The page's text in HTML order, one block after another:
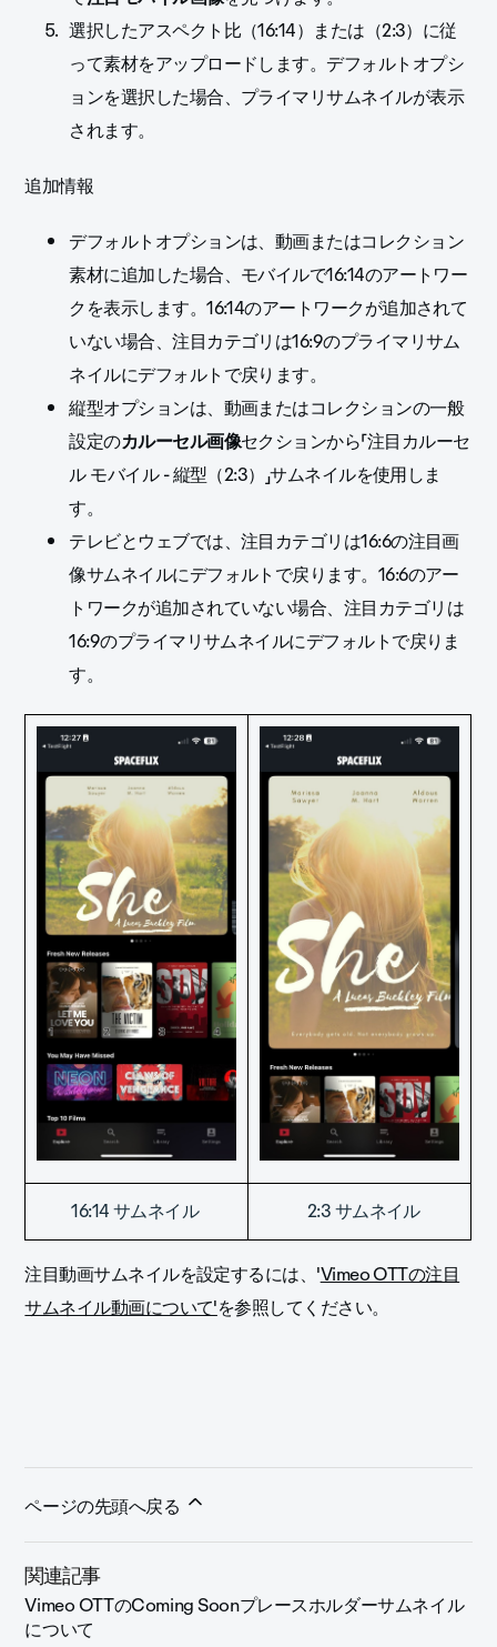
選択したアスペクト比（16:14）または（2:3）に従
って素材をアップロードします。デフォルトオプシ
ョンを選択した場合、プライマリサムネイルが表示
されます。
追加情報
デフォルトオプションは、動画またはコレクション
素材に追加した場合、モバイルで16:14のアートワー
クを表示します。16:14のアートワークが追加されて
いない場合、注目カテゴリは16:9のプライマリサム
ネイルにデフォルトで戻ります。
縦型オプションは、動画またはコレクションの一般
設定のカルーセル画像セクションから「注目カルーセ
ル モバイル - 縦型（2:3）」サムネイルを使用しま
す。
テレビとウェブでは、注目カテゴリは16:6の注目画
像サムネイルにデフォルトで戻ります。16:6のアー
トワークが追加されていない場合、注目カテゴリは
16:9のプライマリサムネイルにデフォルトで戻りま
す。
16:14 サムネイル 2:3 サムネイル
注目動画サムネイルを設定するには、'Vimeo OTTの注目
サムネイル動画について'を参照してください。
ページの先頭へ戻る
関連記事
Vimeo OTTのComing Soonプレースホルダーサムネイル
について